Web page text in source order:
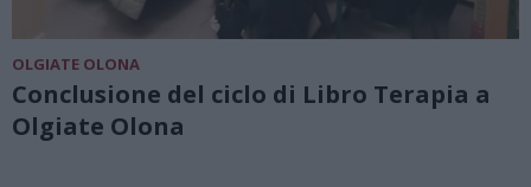
OLGIATE OLONA
Conclusione del ciclo di Libro Terapia a
Olgiate Olona